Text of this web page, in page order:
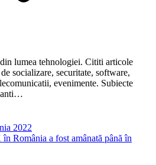
lumea tehnologiei. Cititi articole
socializare, securitate, software,
evenimente. Subiecte
România a fost amânată până în